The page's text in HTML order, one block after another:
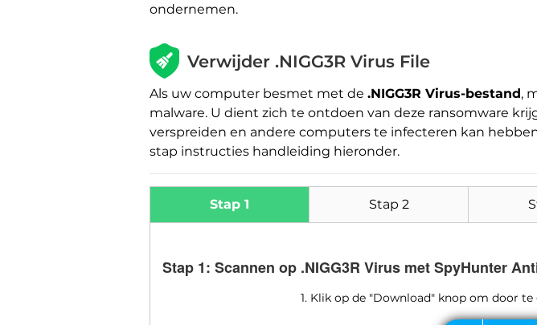
ondernemen.
Verwijder .NIGG3R Virus File
Als uw computer besmet met de .NIGG3R Virus-bestand,
malware. U dient zich te ontdoen van deze ransomware
verspreiden en andere computers te infecteren kan
stap instructies handleiding hieronder.
Stap 1 Stap 2
Stap 1: Scannen op .NIGG3R Virus met SpyHunter
1. Klik op de "Download" knop om door
Download
Malware